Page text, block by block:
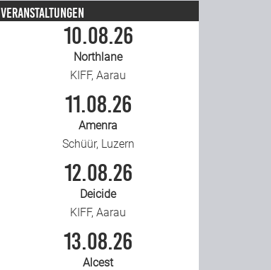
Veranstaltungen
10.08.26
Northlane
KIFF, Aarau
11.08.26
Amenra
Schüür, Luzern
12.08.26
Deicide
KIFF, Aarau
13.08.26
Alcest